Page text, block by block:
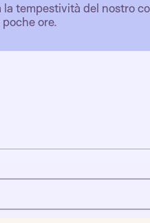
tempestività del nostro
ore.